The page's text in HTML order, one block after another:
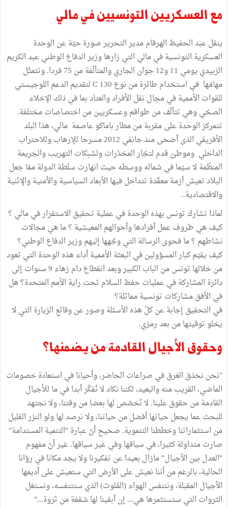
مع العسكريين التونسيين في مالي
ينقل عبد الحفيظ الهرقام مدير التحرير صورة حيّة عن الوحدة
العسكرية التونسية في مالي التي زارها وزير الدفاع الوطني عبد الكريم
الزبيدي يومي 11 و12 جوان الجاري والمتألّفة من 75 فردا. وتتمثّل
مهامّها في استخدام طائرة من نوع C 130 لتقديم الدعم اللوجيستي
للقوات الأممية في مجال نقل الأفراد والعتاد بما في ذلك الإخلاء
الصحّي وهي تتألّف من طواقم وعسكريين من اختصاصات مختلفة.
تتمركز الوحدة على مقربة من مطار باماكو عاصمة مالي، هذا البلد
الأفريقي الذى أضحى منذ جانفي 2012 مسرحا للإرهاب وللاحتراب
الداخلي وموطئ قدم لتجّار المخدّرات ولشبكات التهريب والجريمة
المنظّمة لا سيّما في شماله ووسطه حيث انهارت سلطة الدولة ممّا جعل
البلاد تعيش أزمة معقّدة تتداخل فيها الأبعاد السياسية والأمنية والإثنية
والاقتصادية..
لماذا تشارك تونس بهذه الوحدة في عملية تحقيق الاستقرار في مالي ؟
كيف هي ظروف عمل أفرادها وأحوالهم المعيشية ؟ ما هي مجالات
نشاطهم ؟ ما فحوى الرسالة التي وجَّهها إليهم وزير الدفاع الوطني؟
كيف يقيّم كبار المسؤولين في البعثة الأممية أداء هذه الوحدة التي تعود
من خلالها تونس من الباب الكبير وبعد انقطاع دام زهاء 9 سنوات إلى
دائرة المشاركة في عمليات حفظ السلام تحت راية الأمم المتحدة؟ هل
في الأفق مشاركات تونسية مماثلة؟
في التحقيق إجابة عن كلّ هذه الأسئلة وصور عن وقائع الزيارة التي لا
يخلو توقيتها من بعد رمزي.
وحقوق الأجيال القادمة من يضمنها؟
"نحن نحذق الغرق في صراعات الحاضر، وأحيانا في استعادة خصومات
الماضي، القريب منه والبعيد، لكننا نكاد لا نُفكّر أبدا في ما للأجيال
القادمة من حقوق علينا. لا نُخصّص لها بعضا من وقتنا، ولا نجتهد
للبحث عما يجعل حياتها أفضل من حياتنا، ولا نرصد لها ولو النزر القليل
من استثماراتنا وخططنا التنموية. صحيح أنّ عبارة "التنمية المستدامة"
صارت متداولة كثيرا، في سياقها وفي غير سياقها. غير أنّ مفهوم
"العدل بين الأجيال" مازال بعيدا عن تفكيرنا ولا يجد مكانا في رؤانا
الحالية، بالرغم من أننا نعيش على الأرض التي ستعيش على أديمها
الأجيال المقبلة، ونتنفس الهواء (المُلوث) الذي ستتنفسه، ونستغل
الثروات التي ستستثمرها هي... إن أبقينا لها شقفة من ثروة..."